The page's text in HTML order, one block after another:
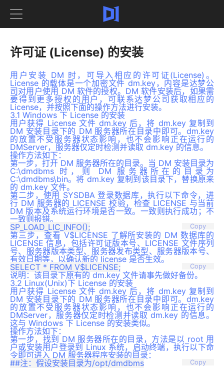
许可证 (License) 的安装
用户安装 DM 时，可导入相应的许可证(License)。
License 的载体是一个加密文件 dm.key，内容是达梦公
司对用户使用 DM 软件的授权。DM 软件安装后，如果需
要得到更多授权的用户，可联系达梦公司获取相应的
License，并按照下面的操作方法进行安装。
3.1 Windows 下 License 的安装
用户获得 License 文件 dm.key 后，将 dm.key 复制到
DM 安装目录下的 DM 服务器所在目录中即可。dm.key
的放置不受服务器状态影响，也不会影响正在运行的
DMServer，服务器仅定时检测并读取 dm.key 的信息。
操作方法如下：
第一步，打开 DM 服务器所在的目录。当 DM 安装目录为
C:\dmdbms 时，则 DM 服务器所在的目录为
C:\dmdbms\bin。将 dm.key 复制到该目录下，替换原来
的 dm.key 文件。
第二步，使用 SYSDBA 登录数据库，执行以下命令，进
行 DM 服务器的 LICENSE 校验，检查 LICENSE 与当前
DM 版本及系统运行环境是否一致。一致则执行成功；不
一致则报错。
Copy
第三步，查看 V$LICENSE 了解所安装的 DM 数据库的
LICENSE 信息，包括许可证版本号、LICENSE 文件序列
号、服务器版本类型、服务器发布类型、服务器版本号、
有效日期等，以确认新的 license 是否生效。
Copy
说明：该目录下原有的 dm.key 文件请事先做好备份。
3.2 Linux(Unix)下 License 的安装
用户获得 License 文件 dm.key 后，将 dm.key 复制到
DM 安装目录下的 DM 服务器所在目录中即可。dm.key
的放置不受服务器状态影响，也不会影响正在运行的
DMServer，服务器仅定时检测并读取 dm.key 的信息。
这与 Windows 下 License 的安装类似。
操作方法如下：
第一步，找到 DM 服务器所在的目录，方法是以 root 用
户或安装用户登录到 Linux 系统，启动终端，执行以下命
令即可进入 DM 服务器程序安装的目录：
Copy
##注：假设安装目录为/opt/dmdbms